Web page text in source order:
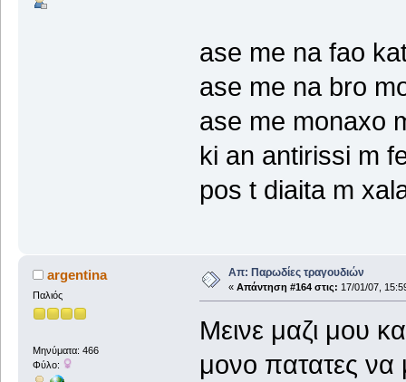
ase me na fao
ase me na bro
ase me monaxo
ki an antirissi m
pos t diaita m
argentina
Παλιός
Μηνύματα: 466
Φύλο:
Απ: Παρωδίες τραγουδιών
« Απάντηση #164 στις: 17/01/07,
Μεινε μαζι μου
μονο πατατες να